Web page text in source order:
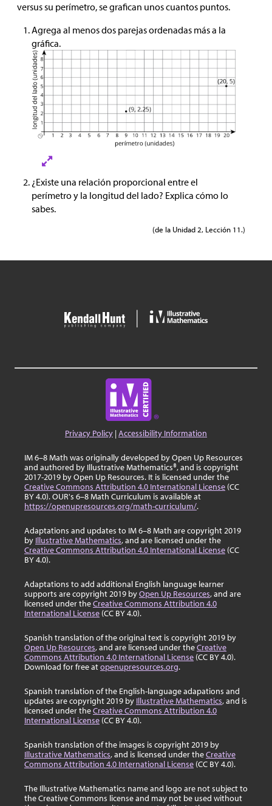
versus su perímetro, se grafican unos cuantos puntos.
Agrega al menos dos parejas ordenadas más a la
gráfica.
¿Existe una relación proporcional entre el
perímetro y la longitud del lado? Explica cómo lo
sabes.
(de la Unidad 2, Lección 11.)
Privacy Policy |Accessibility Information
IM 6–8 Math was originally developed by Open Up Resources
and authored by Illustrative Mathematics®, and is copyright
2017-2019 by Open Up Resources. It is licensed under the
Creative Commons Attribution 4.0 International License (CC
BY 4.0). OUR's 6–8 Math Curriculum is available at
https://openupresources.org/math-curriculum/.
Adaptations and updates to IM 6–8 Math are copyright 2019
by Illustrative Mathematics, and are licensed under the
Creative Commons Attribution 4.0 International License (CC
BY 4.0).
Adaptations to add additional English language learner
supports are copyright 2019 byOpen Up Resources, and are
licensed under theCreative Commons Attribution 4.0
International License (CC BY 4.0).
Spanish translation of the original text is copyright 2019 by
Open Up Resources, and are licensed under theCreative
Commons Attribution 4.0 International License (CC BY 4.0).
Download for free atopenupresources.org.
Spanish translation of the English-language adapations and
updates are copyright 2019 by Illustrative Mathematics, and is
licensed under theCreative Commons Attribution 4.0
International License (CC BY 4.0).
Spanish translation of the images is copyright 2019 by
Illustrative Mathematics, and is licensed under theCreative
Commons Attribution 4.0 International License (CC BY 4.0).
The Illustrative Mathematics name and logo are not subject to
the Creative Commons license and may not be used without